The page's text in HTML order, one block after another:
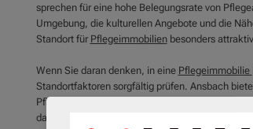
sprechen für eine hohe Belegungsrate von
Umgebung, die kulturellen Angebote und die
Standort für Pflegeimmobilienbesonders
Wenn Sie daran denken, in eine Pflegeimmobilie
Standortfaktoren sorgfältig prüfen. Ansbach
Pflegeplätzen, sondern auch ein günstiges
das langfristige Mieteinnahmen garantiert.